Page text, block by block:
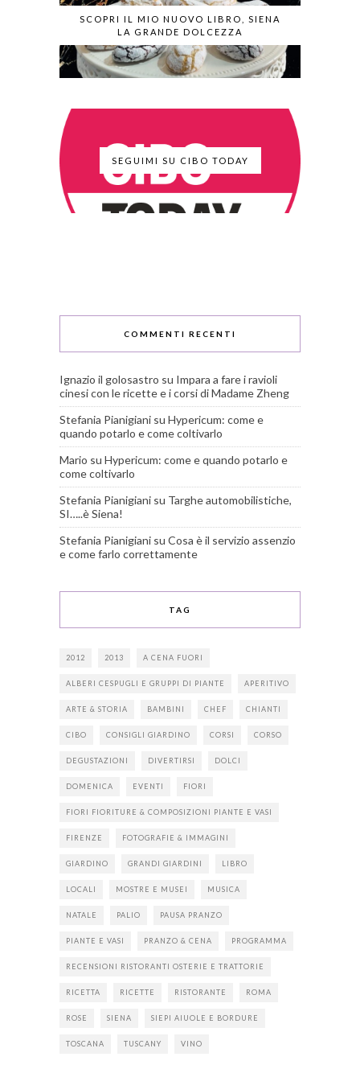
SCOPRI IL MIO NUOVO LIBRO, SIENA
LA GRANDE DOLCEZZA
SEGUIMI SU CIBO TODAY
COMMENTI RECENTI
Ignazio il golosastro su Impara a fare i ravioli
cinesi con le ricette e i corsi di Madame Zheng
Stefania Pianigiani su Hypericum: come e
quando potarlo e come coltivarlo
Mario su Hypericum: come e quando potarlo e
come coltivarlo
Stefania Pianigiani su Targhe automobilistiche,
SI…..è Siena!
Stefania Pianigiani su Cosa è il servizio assenzio
e come farlo correttamente
TAG
2012 2013 A CENA FUORI
ALBERI CESPUGLI E GRUPPI DI PIANTE APERITIVO
ARTE & STORIA BAMBINI CHEF CHIANTI
CIBO CONSIGLI GIARDINO CORSI CORSO
DEGUSTAZIONI DIVERTIRSI DOLCI
DOMENICA EVENTI FIORI
FIORI FIORITURE & COMPOSIZIONI PIANTE E VASI
FIRENZE FOTOGRAFIE & IMMAGINI
GIARDINO GRANDI GIARDINI LIBRO
LOCALI MOSTRE E MUSEI MUSICA
NATALE PALIO PAUSA PRANZO
PIANTE E VASI PRANZO & CENA PROGRAMMA
RECENSIONI RISTORANTI OSTERIE E TRATTORIE
RICETTA RICETTE RISTORANTE ROMA
ROSE SIENA SIEPI AIUOLE E BORDURE
TOSCANA TUSCANY VINO